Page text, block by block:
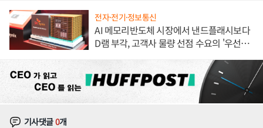
전자·전기·정보통신
AI 메모리반도체 시장에서 낸드플래시보다
D램 부각, 고객사 물량 선점 수요의 '우선순
기사댓글0개